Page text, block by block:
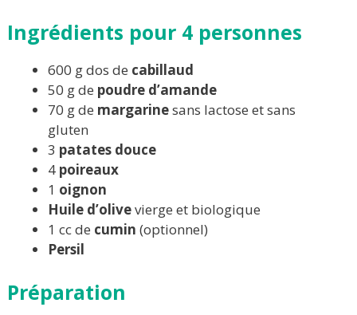
Ingrédients pour 4 personnes
600 g dos de cabillaud
50 g de poudre d’amande
70 g de margarinesans lactose et sans
gluten
3 patates douce
4 poireaux
1 oignon
Huile d’olivevierge et biologique
1 cc de cumin (optionnel)
Persil
Préparation